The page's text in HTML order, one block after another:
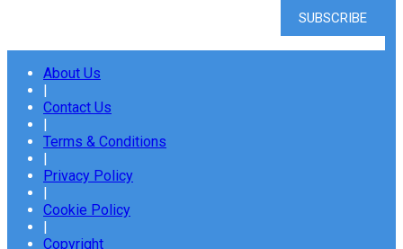
About Us
|
Contact Us
|
Terms & Conditions
|
Privacy Policy
|
Cookie Policy
|
Copyright